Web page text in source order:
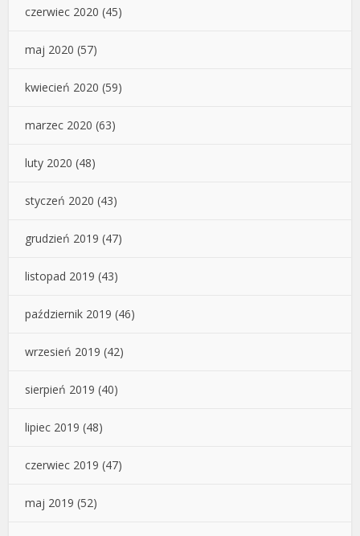
czerwiec 2020 (45)
maj 2020 (57)
kwiecień 2020 (59)
marzec 2020 (63)
luty 2020 (48)
styczeń 2020 (43)
grudzień 2019 (47)
listopad 2019 (43)
październik 2019 (46)
wrzesień 2019 (42)
sierpień 2019 (40)
lipiec 2019 (48)
czerwiec 2019 (47)
maj 2019 (52)